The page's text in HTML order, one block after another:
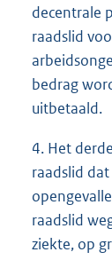
decentrale
raadslid
bedrag
uitbetaald.
4. Het
raadslid
raadslid
ziekte, op